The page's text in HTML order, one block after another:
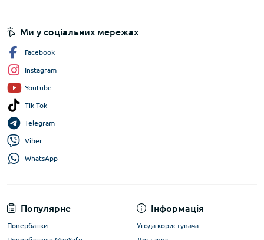
Популярне
Повербанки
Інформація
Угода користувача
Ми у соціальних мережах
Facebook
Instagram
Youtube
Tik Tok
Telegram
Viber
WhatsApp